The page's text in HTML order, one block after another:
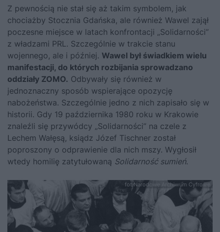
Z pewnością nie stał się aż takim symbolem, jak
chociażby Stocznia Gdańska, ale również Wawel zajął
poczesne miejsce w latach konfrontacji „Solidarności”
z władzami PRL. Szczególnie w trakcie stanu
wojennego, ale i później. Wawel był świadkiem wielu
manifestacji, do których rozbijania sprowadzano
oddziały ZOMO. Odbywały się również w
jednoznaczny sposób wspierające opozycję
nabożeństwa. Szczególnie jedno z nich zapisało się w
historii. Gdy 19 października 1980 roku w Krakowie
znaleźli się przywódcy „Solidarności” na czele z
Lechem Wałęsą, ksiądz Józef Tischner został
poproszony o odprawienie dla nich mszy. Wygłosił
wtedy homilię zatytułowaną Solidarność sumień.
fot.Narodowe Archiwum Cyfrowe